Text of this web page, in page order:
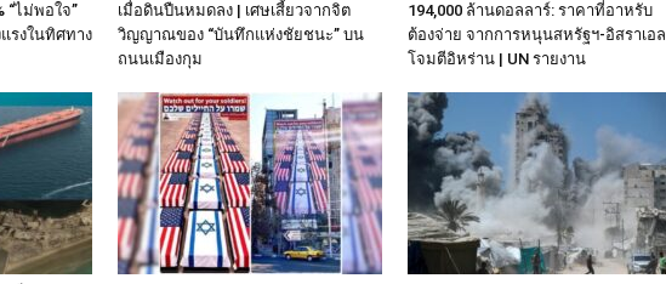
ไม่พอใจ”
รงในทิศทาง
เมื่อดินปืนหมดลง | เศษเสี้ยวจากจิต
วิญญาณของ “บันทึกแห่งชัยชนะ” บน
ถนนเมืองกุม
194,000 ล้านดอลลาร์: ราคาที่อาหรับ
ต้องจ่าย จากการหนุนสหรัฐฯ‑อิสราเอล
โจมตีอิหร่าน | UN รายงาน